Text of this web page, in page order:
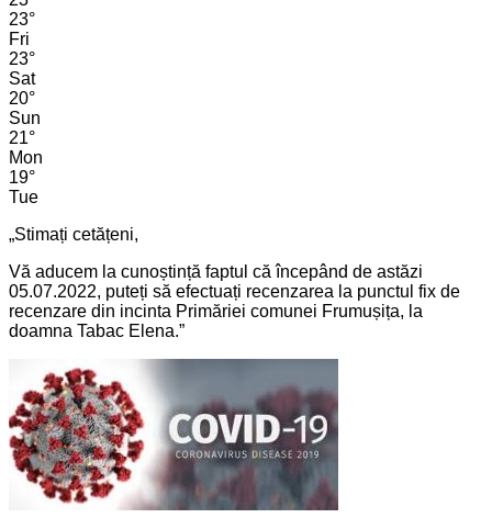
23°
Fri
23°
Sat
20°
Sun
21°
Mon
19°
Tue
„Stimați cetățeni,
Vă aducem la cunoștință faptul că începând de astăzi
05.07.2022, puteți să efectuați recenzarea la punctul fix de
recenzare din incinta Primăriei comunei Frumușița, la
doamna Tabac Elena.”